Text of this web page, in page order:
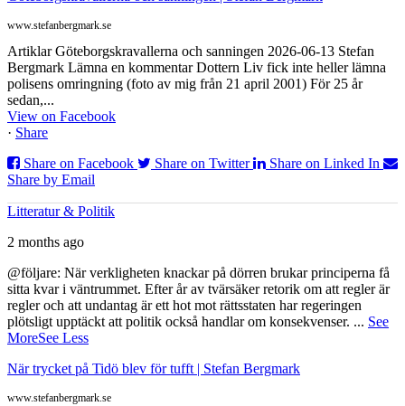
www.stefanbergmark.se
Artiklar Göteborgskravallerna och sanningen 2026-06-13 Stefan
Bergmark Lämna en kommentar Dottern Liv fick inte heller lämna
polisens omringning (foto av mig från 21 april 2001) För 25 år
sedan,...
View on Facebook
· Share
Share on Facebook
Share on Twitter
Share on Linked In
Share by Email
Litteratur & Politik
2 months ago
@följare: När verkligheten knackar på dörren brukar principerna få
sitta kvar i väntrummet. Efter år av tvärsäker retorik om att regler är
regler och att undantag är ett hot mot rättsstaten har regeringen
plötsligt upptäckt att politik också handlar om konsekvenser. ... See
MoreSee Less
När trycket på Tidö blev för tufft | Stefan Bergmark
www.stefanbergmark.se